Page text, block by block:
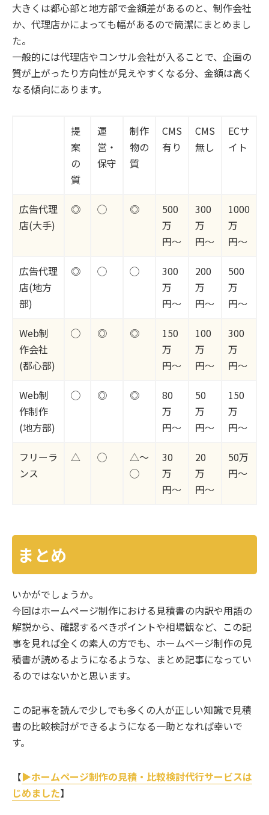
大きくは都心部と地方部で金額差があるのと、制作会社
か、代理店かによっても幅があるので簡潔にまとめまし
た。
一般的には代理店やコンサル会社が入ることで、企画の
質が上がったり方向性が見えやすくなる分、金額は高く
なる傾向にあります。
提
案
の
質
運
営・
保守
制作
物の
質
CMS
有り
CMS
無し
ECサ
イト
広告代理
店(大手)
◎ ◯ ◎
500
万
円〜
300
万
円〜
1000
万
円〜
広告代理
店(地方
部)
◎ ◯ ◯
300
万
円〜
200
万
円〜
500
万
円〜
Web制
作会社
(都心部)
◯ ◎ ◎
150
万
円〜
100
万
円〜
300
万
円〜
Web制
作制作
(地方部)
◯ ◎ ◎
80
万
円〜
50
万
円〜
150
万
円〜
フリーラ
ンス
△ ◯
△〜
◯
30
万
円〜
20
万
円〜
50万
円〜
まとめ
いかがでしょうか。
今回はホームページ制作における見積書の内訳や用語の
解説から、確認するべきポイントや相場観など、この記
事を見れば全くの素人の方でも、ホームページ制作の見
積書が読めるようになるような、まとめ記事になってい
るのではないかと思います。
この記事を読んで少しでも多くの人が正しい知識で見積
書の比較検討ができるようになる一助となれば幸いで
す。
【▶ホームページ制作の見積・比較検討代行サービスは
じめました】